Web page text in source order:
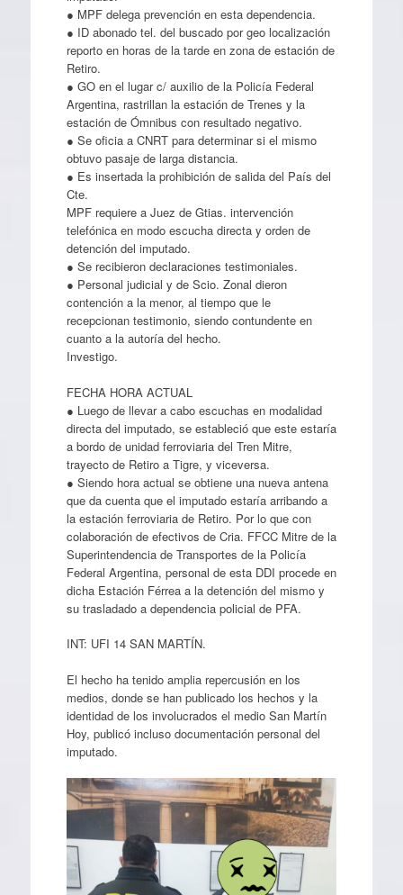
● MPF delega prevención en esta dependencia.
● ID abonado tel. del buscado por geo localización
reporto en horas de la tarde en zona de estación de
Retiro.
● GO en el lugar c/ auxilio de la Policía Federal
Argentina, rastrillan la estación de Trenes y la
estación de Ómnibus con resultado negativo.
● Se oficia a CNRT para determinar si el mismo
obtuvo pasaje de larga distancia.
● Es insertada la prohibición de salida del País del
Cte.
MPF requiere a Juez de Gtias. intervención
telefónica en modo escucha directa y orden de
detención del imputado.
● Se recibieron declaraciones testimoniales.
● Personal judicial y de Scio. Zonal dieron
contención a la menor, al tiempo que le
recepcionan testimonio, siendo contundente en
cuanto a la autoría del hecho.
Investigo.
FECHA HORA ACTUAL
● Luego de llevar a cabo escuchas en modalidad
directa del imputado, se estableció que este estaría
a bordo de unidad ferroviaria del Tren Mitre,
trayecto de Retiro a Tigre, y viceversa.
● Siendo hora actual se obtiene una nueva antena
que da cuenta que el imputado estaría arribando a
la estación ferroviaria de Retiro. Por lo que con
colaboración de efectivos de Cria. FFCC Mitre de la
Superintendencia de Transportes de la Policía
Federal Argentina, personal de esta DDI procede en
dicha Estación Férrea a la detención del mismo y
su trasladado a dependencia policial de PFA.
INT: UFI 14 SAN MARTÍN.
El hecho ha tenido amplia repercusión en los
medios, donde se han publicado los hechos y la
identidad de los involucrados el medio San Martín
Hoy, publicó incluso documentación personal del
imputado.